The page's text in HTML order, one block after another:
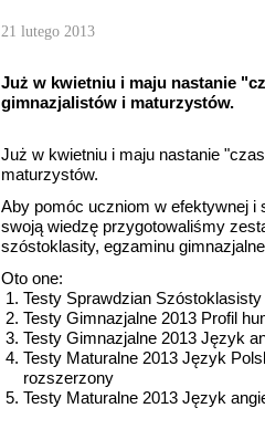
21 lutego 2013
Już w kwietniu i maju nastanie
gimnazjalistów i maturzystów.
Już w kwietniu i maju nastanie
maturzystów.
Aby pomóc uczniom w efektywnej
swoją wiedzę przygotowaliśmy
szóstoklasity, egzaminu
Oto one:
Testy Sprawdzian Szóstoklasisty
Testy Gimnazjalne 2013 Profil
Testy Gimnazjalne 2013 Język
Testy Maturalne 2013 Język
rozszerzony
Testy Maturalne 2013 Język